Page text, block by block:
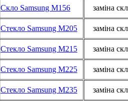
Скло Samsung M156 заміна
Стекло Samsung M205 заміна
Стекло Samsung M215 заміна
Стекло Samsung M225 заміна
Стекло Samsung M235 заміна